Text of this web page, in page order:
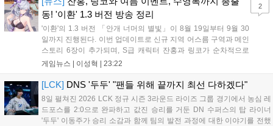
동! '이환' 1.3 버전 방송 정리
'이환'의 1.3 버전 「안개 너머의 별빛」이 8월 19일부터 9월 30
일까지 진행된다. 이번 업데이트로 신규 지역 어스름 구역과 메인
스토리 6장이 추가되며, S급 캐릭터 잔홍과 링코가 순차적으로
등장한다. 여름 시즌을 맞아 비치발리볼, 수상 오토바이 등 다채
의성도 강화된다. 8월 11일까지 사용 가능한 교환 코드 3종이 제
공되며, 상세 일정은 공식 채널을 통해 확인할 수 있다....
게임뉴스 | 이성혁 23:22
2
[LCK] DNS '두두' "팬들 위해 끝까지 최선 다하겠다"
8일 펼쳐진 2026 LCK 정규 시즌 3라운드 라이즈 그룹 경기에서 농심 레
드포스를 2:0으로 완파하고 값진 승리를 거둔 DN 수퍼스의 탑 라이너
'두두' 이동주가 승리 소감과 함께 팀의 발전 과정에 대한 이야기를 전했